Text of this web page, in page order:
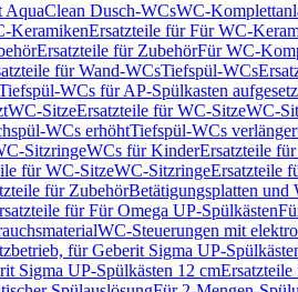
AquaClean Dusch-WCsWC-
KeramikenErsatzteile für Für WC-
Ersatzteile für ZubehörFür WC-
für Wand-WCsTiefspül-WCs
WCs für AP-Spülkasten
WC-SitzeErsatzteile für WC-SitzeWC-
WCs erhöhtTiefspül-WCs
SitzringeWCs für KinderErsatzteile
für WC-SitzeWC-SitzringeErsatzteile
für ZubehörBetätigungsplatten und
für Für Omega UP-Spülkästen
WC-Steuerungen mit
für Geberit Sigma UP-
Sigma UP-Spülkästen 12 cm